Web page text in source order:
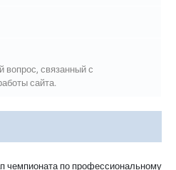
вопрос, связанный с
сайта.
чемпионата по профессиональному